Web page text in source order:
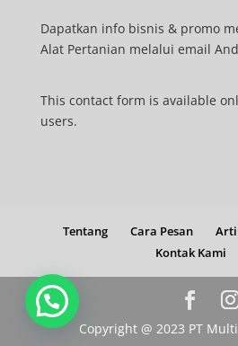
Dapatkan info bisnis & promo
Alat Pertanian melalui email
This contact form is available
users.
Tentang Cara Pesan
Kontak Kami
Copyright @ 2023 PT